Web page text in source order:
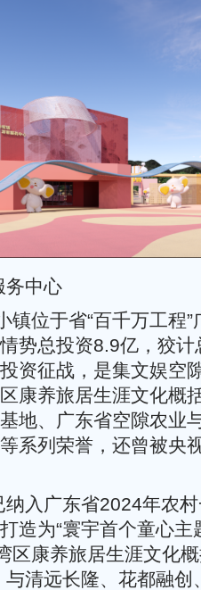
务中心
镇位于省“百千万工程
势总投资8.9亿，狡
资征战，是集文娱空
康养旅居生涯文化概
地、广东省空隙农业
系列荣誉，还曾被央
纳入广东省2024年农
造为“寰宇首个童心
区康养旅居生涯文化
与清远长隆、花都融